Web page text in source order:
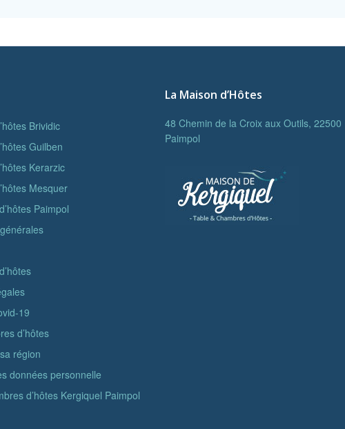
Brividic
Guilben
Kerarzic
Mesquer
Paimpol
19
d’hôtes
région
données personnelle
d’hôtes Kergiquel Paimpol
La Maison d’Hôtes
48 Chemin de la Croix aux Outils, 22500
Paimpol